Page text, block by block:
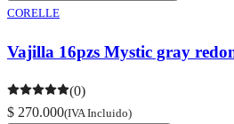
CORELLE
Vajilla 16pzs Mystic gray
(0)
$ 270.000(IVA Incluido)